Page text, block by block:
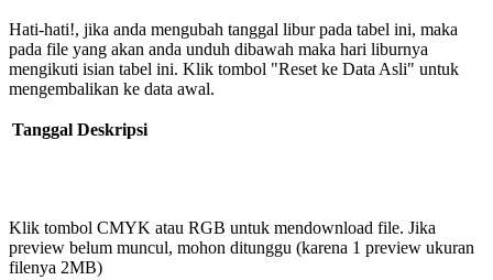
Hati-hati!, jika anda mengubah tanggal libur pada tabel ini, maka
pada file yang akan anda unduh dibawah maka hari liburnya
mengikuti isian tabel ini. Klik tombol "Reset ke Data Asli" untuk
mengembalikan ke data awal.
Tanggal Deskripsi
Klik tombol CMYK atau RGB untuk mendownload file. Jika
preview belum muncul, mohon ditunggu (karena 1 preview ukuran
filenya 2MB)